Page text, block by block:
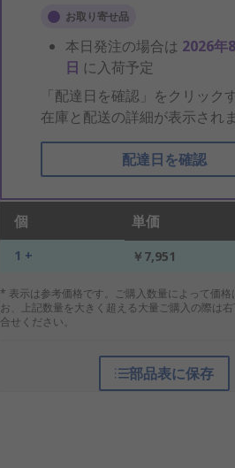
お取り寄せ品
本日発注の場合は 2026年
日 に入荷予定
「配達日を確認」をクリック
在庫と配送の詳細が表示されま
配達日を確認
個 単価
1 + ￥7,951
* 表示は参考価格です。ご購入数量によって価格
お、上記数量を大きく超える大量ご購入の際は
合せください。
部品表に保存